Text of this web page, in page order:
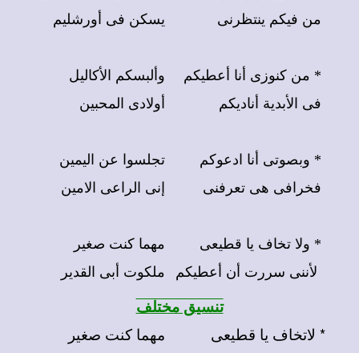
يسكن فى أورشليم
وألبسكم الأكاليل
أولادى المحبين
تجلسوا عن اليمين
إنى الراعى الامين
مهما كنت صغير
ملكوت أبى القدير
من فيكم ينتظرنى
* من كنوزى أنا أعطيكم
فى الأبدية أناديكم
* وبصوتى أنا ادعوكم
فخرافى هى تعرفنى
* ولا تخاف يا قطيعى
لأننى سررت أن أعطيكم
تنسيق مختلف
مهما كنت صغير
* لاتخاف يا قطيعى